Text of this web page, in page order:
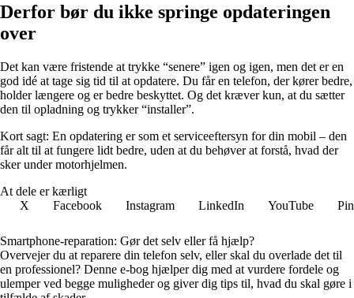
Derfor bør du ikke springe opdateringen
over
Det kan være fristende at trykke “senere” igen og igen, men det er en
god idé at tage sig tid til at opdatere. Du får en telefon, der kører bedre,
holder længere og er bedre beskyttet. Og det kræver kun, at du sætter
den til opladning og trykker “installer”.
Kort sagt: En opdatering er som et serviceeftersyn for din mobil – den
får alt til at fungere lidt bedre, uden at du behøver at forstå, hvad der
sker under motorhjelmen.
At dele er kærligt
X
Facebook Instagram LinkedIn YouTube
Smartphone-reparation: Gør det selv eller få hjælp?
Overvejer du at reparere din telefon selv, eller skal du overlade det til
en professionel? Denne e-bog hjælper dig med at vurdere fordele og
ulemper ved begge muligheder og giver dig tips til, hvad du skal gøre i